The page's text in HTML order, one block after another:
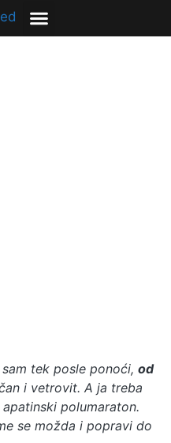
tek posle ponoći, od
i vetrovit. A ja treba
polumaraton.
se možda i popravi do